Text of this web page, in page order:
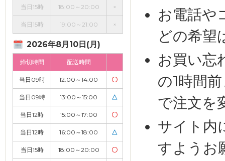
当日15時 18:00～20:00 ×
当日15時 19:00～21:00 ×
2026年8月10日(月)
締切時間 配送時間
当日09時 12:00～14:00 〇
当日09時 13:00～15:00 △
当日12時 15:00～17:00 〇
当日12時 16:00～18:00 △
当日15時 18:00～20:00 〇
お電話や
どの希望
お買い忘
の1時間
で注文を
サイト内
すようお